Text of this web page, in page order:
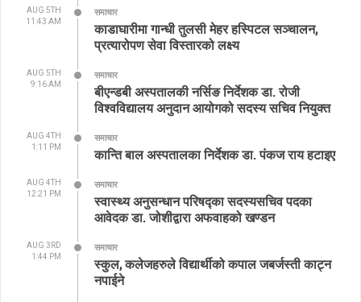
AUG 5TH
11:43 AM
समाचार
काडाघारीमा गान्धी तुलसी मेहर हस्पिटल सञ्चालन,
प्रत्यारोपण सेवा विस्तारको लक्ष्य
AUG 5TH
9:16 AM
समाचार
बीएन्डबी अस्पतालकी नर्सिङ निर्देशक डा. रोजी
विश्वविद्यालय अनुदान आयोगको सदस्य सचिव नियुक्त
AUG 4TH
1:11 PM
समाचार
कान्ति बाल अस्पतालका निर्देशक डा. पंकज राय हटाइए
AUG 4TH
12:21 PM
समाचार
स्वास्थ्य अनुसन्धान परिषद्का सदस्यसचिव पदका
आवेदक डा. जोशीद्वारा अफवाहको खण्डन
AUG 3RD
1:44 PM
समाचार
स्कुल, कलेजहरुले विद्यार्थीको कपाल जबर्जस्ती काट्न
नपाईने